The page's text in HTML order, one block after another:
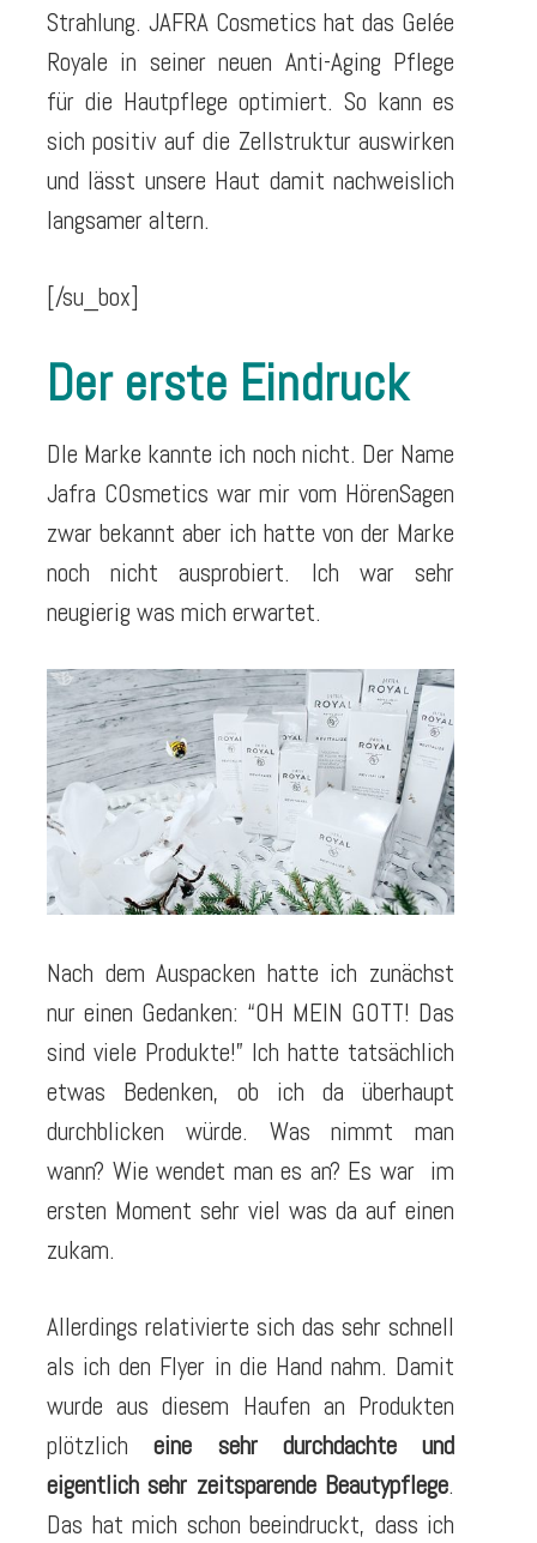
Strahlung. JAFRA Cosmetics hat das Gelée
Royale in seiner neuen Anti-Aging Pflege
für die Hautpflege optimiert. So kann es
sich positiv auf die Zellstruktur auswirken
und lässt unsere Haut damit nachweislich
langsamer altern.
[/su_box]
Der erste Eindruck
DIe Marke kannte ich noch nicht. Der Name
Jafra COsmetics war mir vom HörenSagen
zwar bekannt aber ich hatte von der Marke
noch nicht ausprobiert. Ich war sehr
neugierig was mich erwartet.
Nach dem Auspacken hatte ich zunächst
nur einen Gedanken: “OH MEIN GOTT! Das
sind viele Produkte!” Ich hatte tatsächlich
etwas Bedenken, ob ich da überhaupt
durchblicken würde. Was nimmt man
wann? Wie wendet man es an? Es war im
ersten Moment sehr viel was da auf einen
zukam.
Allerdings relativierte sich das sehr schnell
als ich den Flyer in die Hand nahm. Damit
wurde aus diesem Haufen an Produkten
plötzlicheine sehr durchdachte und
eigentlich sehr zeitsparende Beautypflege.
Das hat mich schon beeindruckt, dass ich